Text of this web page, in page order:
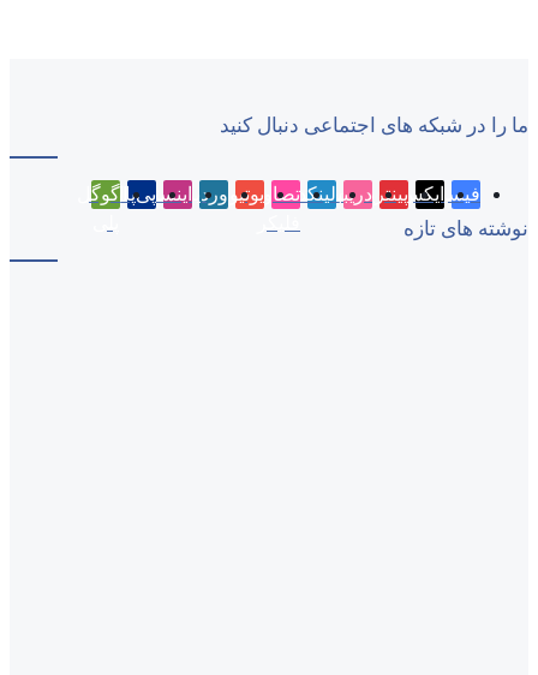
ما را در شبکه های اجتماعی دنبال کنید
فیسبوکایکسپینتریستدریبببللینکداینتصاویریوتیوبوردپرساینستاگرام
پی‌پالگوگل
نوشته های تازه